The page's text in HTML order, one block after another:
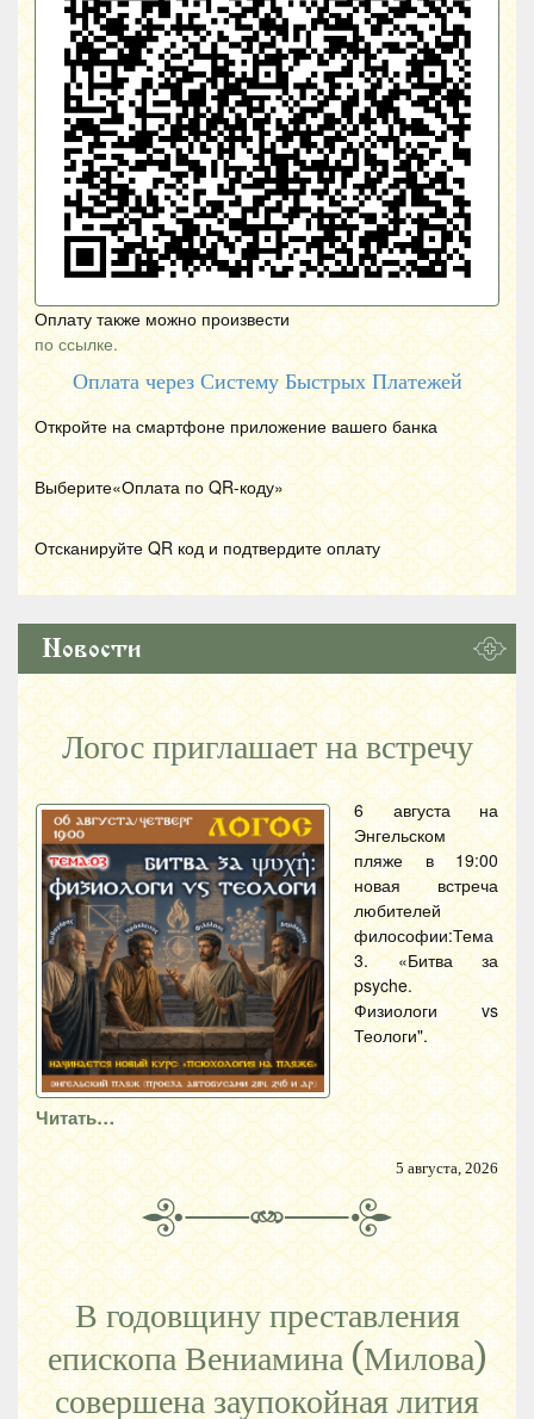
Оплату также можно произвести
по ссылке.
Оплата через Систему Быстрых Платежей
Откройте на смартфоне приложение вашего банка
Выберите«Оплата по QR-коду»
Отсканируйте QR код и подтвердите оплату
Новости
Логос приглашает на встречу
6 августа на
Энгельском
пляже в 19:00
новая встреча
любителей
философии:Тема
3. «Битва за
psyche.
Физиологи vs
Теологи".
Читать…
5 августа, 2026
В годовщину преставления
епископа Вениамина (Милова)
совершена заупокойная лития